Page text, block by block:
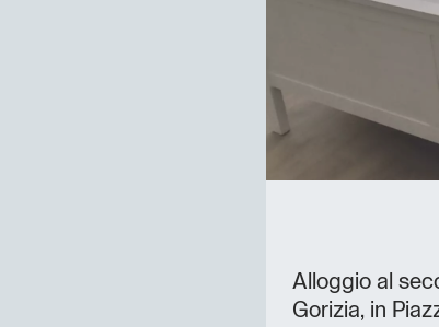
Alloggio al
Gorizia, in